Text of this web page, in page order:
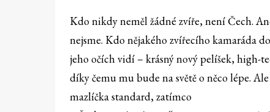
Kdo nikdy neměl žádné zvíře, není Čech.
nejsme. Kdo nějakého zvířecího kamaráda
jeho očích vidí – krásný nový pelíšek, high-
díky čemu mu bude na světě o něco lépe.
mazlíčka standard, zatímco